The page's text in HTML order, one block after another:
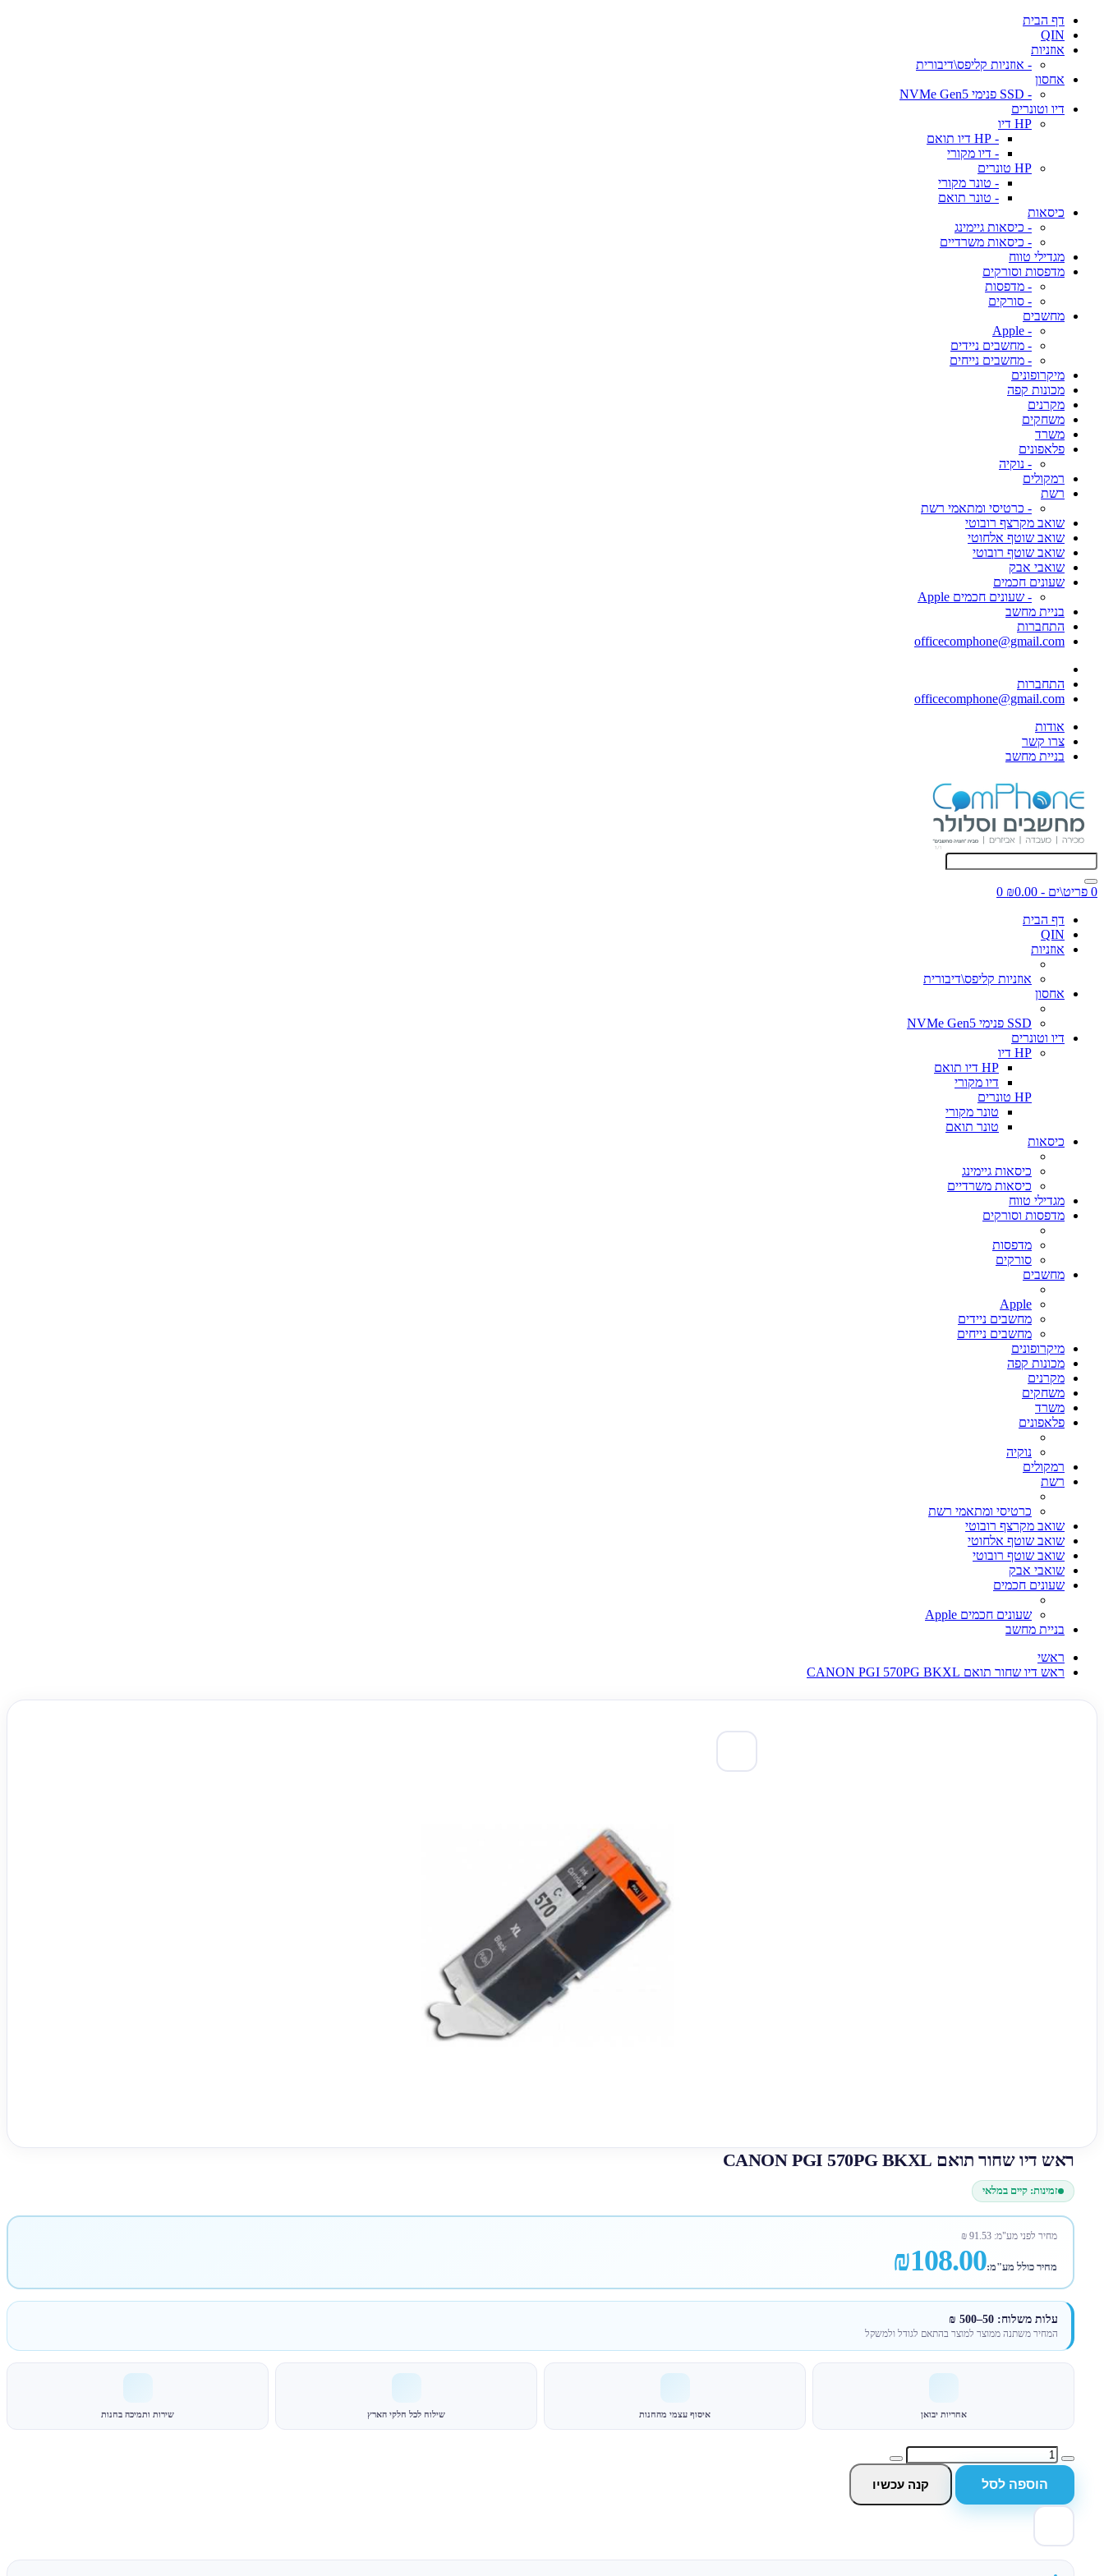
דף הבית
QIN
אוזניות
- אוזניות קליפס\דיבורית
אחסון
- SSD פנימי NVMe Gen5
דיו וטונרים
HP דיו
- HP דיו תואם
- דיו מקורי
HP טונרים
- טונר מקורי
- טונר תואם
כיסאות
- כיסאות גיימינג
- כיסאות משרדיים
מגדילי טווח
מדפסות וסורקים
- מדפסות
- סורקים
מחשבים
- Apple
- מחשבים ניידים
- מחשבים נייחים
מיקרופונים
מכונות קפה
מקרנים
משחקים
משרד
פלאפונים
- נוקיה
רמקולים
רשת
- כרטיסי ומתאמי רשת
שואב מקרצף רובוטי
שואב שוטף אלחוטי
שואב שוטף רובוטי
שואבי אבק
שעונים חכמים
- שעונים חכמים Apple
בניית מחשב
התחברות
officecomphone@gmail.com
התחברות
officecomphone@gmail.com
אודות
צרו קשר
בניית מחשב
0 פריט\ים - ₪0.00
0
דף הבית
QIN
אוזניות
אוזניות קליפס\דיבורית
אחסון
SSD פנימי NVMe Gen5
דיו וטונרים
HP דיו
HP דיו תואם
דיו מקורי
HP טונרים
טונר מקורי
טונר תואם
כיסאות
כיסאות גיימינג
כיסאות משרדיים
מגדילי טווח
מדפסות וסורקים
מדפסות
סורקים
מחשבים
Apple
מחשבים ניידים
מחשבים נייחים
מיקרופונים
מכונות קפה
מקרנים
משחקים
משרד
פלאפונים
נוקיה
רמקולים
רשת
כרטיסי ומתאמי רשת
שואב מקרצף רובוטי
שואב שוטף אלחוטי
שואב שוטף רובוטי
שואבי אבק
שעונים חכמים
שעונים חכמים Apple
בניית מחשב
ראשי
ראש דיו שחור תואם CANON PGI 570PG BKXL
ראש דיו שחור תואם CANON PGI 570PG BKXL
זמינות: קיים במלאי
מחיר לפני מע"מ:91.53
₪
מחיר כולל מע"מ:₪108.00
עלות משלוח: 50–500 ₪
המחיר משתנה ממוצר למוצר בהתאם לגודל ולמשקל
אחריות יבואן איסוף עצמי מהחנות שילוח לכל חלקי הארץ שירות ותמיכה בחנות
הוספה לסל קנה עכשיו